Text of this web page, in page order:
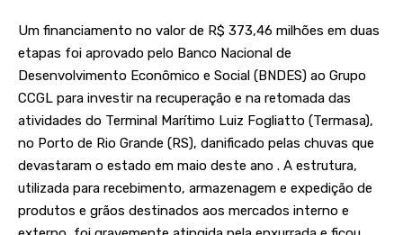
Um financiamento no valor de R$ 373,46 milhões em duas
etapas foi aprovado pelo Banco Nacional de
Desenvolvimento Econômico e Social (BNDES) ao Grupo
CCGL para investir na recuperação e na retomada das
atividades do Terminal Marítimo Luiz Fogliatto (Termasa),
no Porto de Rio Grande (RS), danificado pelas chuvas que
devastaram o estado em maio deste ano . A estrutura,
utilizada para recebimento, armazenagem e expedição de
produtos e grãos destinados aos mercados interno e